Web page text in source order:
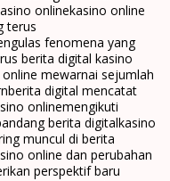
onlinekasino online
terus
fenomena yang
berita digital kasino
mewarnai sejumlah
berita digital mencatat
onlinemengikuti
berita digitalkasino
muncul di berita
online dan perubahan
perspektif baru